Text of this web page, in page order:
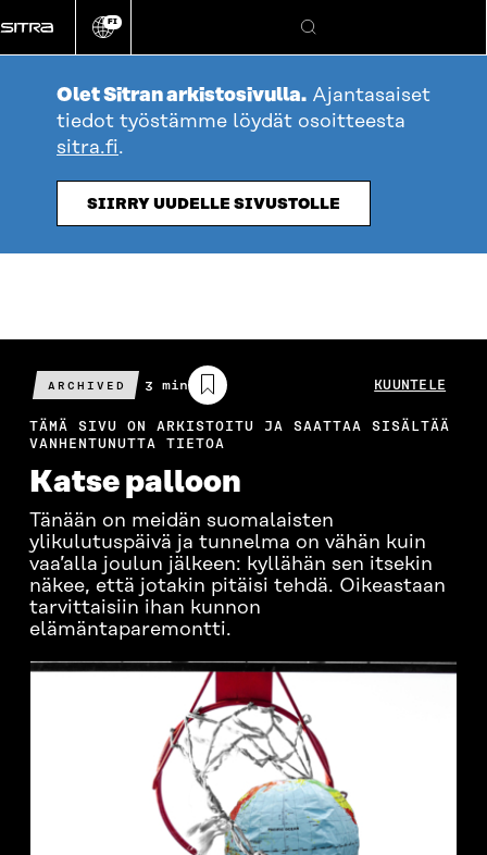
suoraan
sisältöön
Vaihda
kieli
FI
Hae
Olet Sitran arkistosivulla. Ajantasaiset
tiedot työstämme löydät osoitteesta
sitra.fi.
SIIRRY UUDELLE SIVUSTOLLE
ARCHIVED
Arvioitu
lukuaika
3 min KUUNTELE
TÄMÄ SIVU ON ARKISTOITU JA SAATTAA SISÄLTÄÄ
VANHENTUNUTTA TIETOA
Katse palloon
Tänään on meidän suomalaisten
ylikulutuspäivä ja tunnelma on vähän kuin
vaa’alla joulun jälkeen: kyllähän sen itsekin
näkee, että jotakin pitäisi tehdä. Oikeastaan
tarvittaisiin ihan kunnon
elämäntaparemontti.